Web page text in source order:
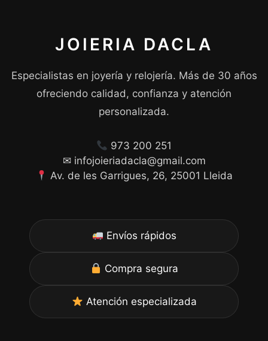
JOIERIA DACLA
Especialistas en joyería y relojería. Más de 30 años
ofreciendo calidad, confianza y atención
personalizada.
973 200 251
✉ infojoieriadacla@gmail.com
Av. de les Garrigues, 26, 25001 Lleida
Envíos rápidos
Compra segura
Atención especializada